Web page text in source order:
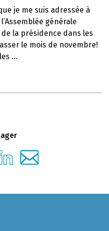
je me suis adressée à
générale
la présidence dans les
le mois de novembre!
...